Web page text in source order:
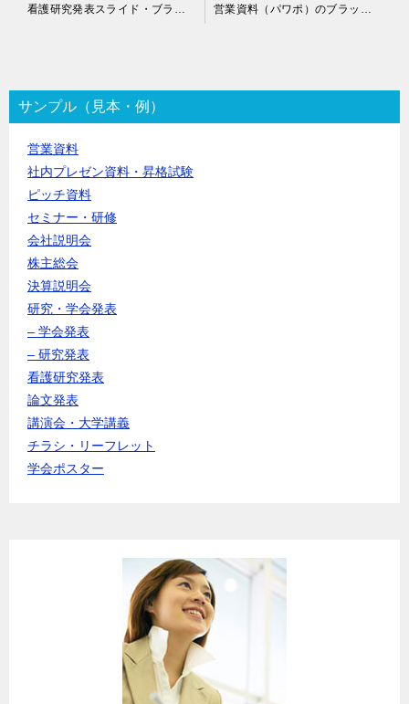
ゲ
ー
シ
サンプル（見本・例）
営業資料
社内プレゼン資料・昇格試験
ピッチ資料
セミナー・研修
会社説明会
株主総会
決算説明会
研究・学会発表
– 学会発表
– 研究発表
看護研究発表
論文発表
講演会・大学講義
チラシ・リーフレット
学会ポスター